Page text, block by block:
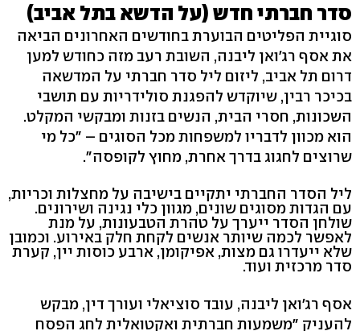
סדר חברתי חדש (על הדשא בתל אביב)
סוגיית הפליטים הבוערת בחודשים האחרונים הביאה
את אסף רג'ואן ליבנה, השובת רעב מזה כחודש למען
דרום תל אביב, ליזום ליל סדר חברתי על המדשאה
בכיכר רבין, שיוקדש להפגנת סולידריות עם תושבי
השכונות, חסרי הבית, הנשים בזנות ומבקשי המקלט.
הוא מכוון לדבריו למשפחות מכל הסוגים – "כל מי
שרוצים לחגוג בדרך אחרת, מחוץ לקופסה".
ליל הסדר החברתי יתקיים בישיבה על מחצלות וכריות,
עם הגדות מסוגים שונים, מגוון כלי נגינה ושירונים.
שולחן הסדר ייערך על טהרת הטבעונות, על מנת
לאפשר לכמה שיותר אנשים לקחת חלק באירוע. וכמובן
שלא ייעדרו גם מצות, אפיקומן, ארבע כוסות יין, קערת
סדר מרכזית ועוד.
אסף רג׳ואן ליבנה, עובד סוציאלי ועורך דין, מבקש
להעניק "משמעות חברתית ואקטואלית לחג הפסח